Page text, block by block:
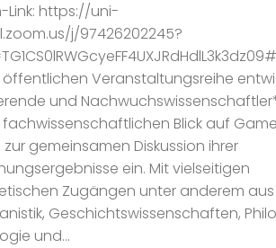
Link: https://uni-
j/97426202245?
öffentlichen Veranstaltungsreihe
und
fachwissenschaftlichen Blick auf
gemeinsamen Diskussion ihrer
ein. Mit vielseitigen
Zugängen unter anderem aus
Geschichtswissenschaften,
und...